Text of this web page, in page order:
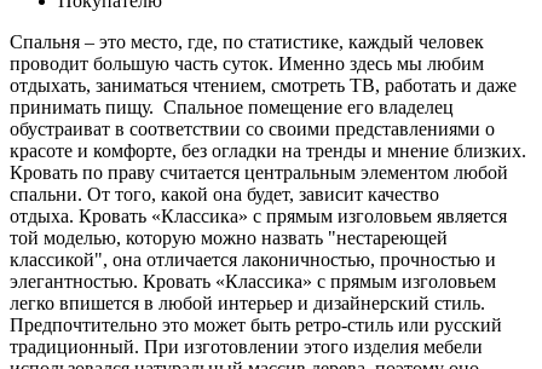
Спальня – это место, где, по статистике, каждый человек
проводит большую часть суток. Именно здесь мы любим
отдыхать, заниматься чтением, смотреть ТВ, работать и даже
принимать пищу. Спальное помещение его владелец
обустраиват в соответствии со своими представлениями о
красоте и комфорте, без огладки на тренды и мнение близких.
Кровать по праву считается центральным элементом любой
спальни. От того, какой она будет, зависит качество
отдыха. Кровать «Классика» с прямым изголовьем является
той моделью, которую можно назвать "нестареющей
классикой", она отличается лаконичностью, прочностью и
элегантностью. Кровать «Классика» с прямым изголовьем
легко впишется в любой интерьер и дизайнерский стиль.
Предпочтительно это может быть ретро-стиль или русский
традиционный. При изготовлении этого изделия мебели